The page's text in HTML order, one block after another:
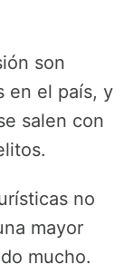
son
en el país, y
salen con
no
mayor
mucho.